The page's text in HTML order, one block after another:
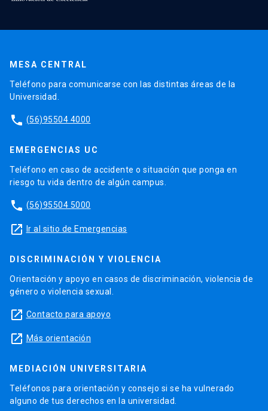
MESA CENTRAL
Teléfono para comunicarse con las distintas áreas de la
Universidad.
phone (56)95504 4000
EMERGENCIAS UC
Teléfono en caso de accidente o situación que ponga en
riesgo tu vida dentro de algún campus.
phone (56)95504 5000
launch Ir al sitio de Emergencias
DISCRIMINACIÓN Y VIOLENCIA
Orientación y apoyo en casos de discriminación, violencia de
género o violencia sexual.
launch Contacto para apoyo
launch Más orientación
MEDIACIÓN UNIVERSITARIA
Teléfonos para orientación y consejo si se ha vulnerado
alguno de tus derechos en la universidad.